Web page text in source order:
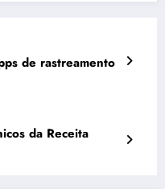
de rastreamento
da Receita